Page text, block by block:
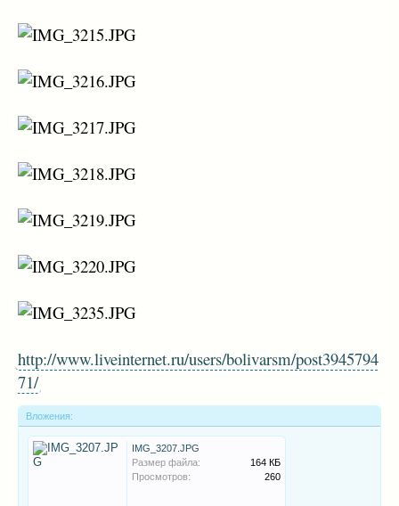
http://www.liveinternet.ru/users/bolivarsm/post3945794
71/
Вложения:
IMG_3207.JPG
Размер файла:
164 КБ
Просмотров:
260